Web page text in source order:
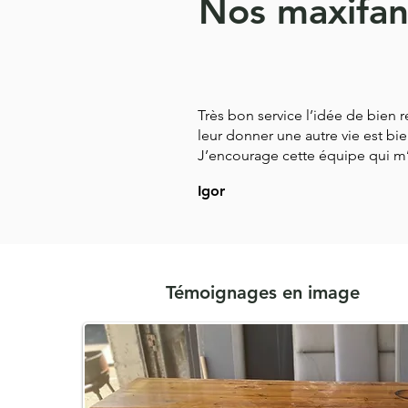
Nos
Très bon service l’idée de bien
leur donner une autre vie est
J’encourage cette équipe qui
Igor
Témoignages en image